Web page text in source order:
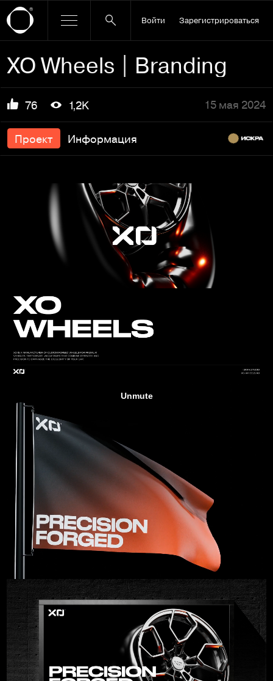
Войти Зарегистрироваться
XO Wheels | Branding
76 1,2K 15 мая 2024
Проект Информация